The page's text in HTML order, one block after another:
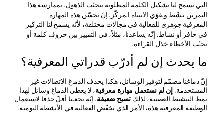
التي تسمح لنا تشكيل الكلمة المطلوبة بتجنّب الذهول. بممارسة هذا
التمرين ننشّط ونقوّي الانتباه المركّز. إنّ تحسّن هذه المهارة
المعرفية جوهري للفعالية في مجالات مختلفة، لأنّه يسمح لنا التركيز
في حافز أو نشاط. إنّه يساعدنا، مثلاً، في التمييز بين حروف كلمة أو
تجنّب الأخطاء خلال القراءة.
ما يحدث إن لم أدرّب قدراتي المعرفية؟
إنّ دماغنا مصمّم لتوفير الوسائل، هكذا يحذف الدماغ الاتصالات غير
المستخدمة. إن لم نستعمل مهارة معرفية، لا يعطي الدماغ وسائل لهذا
نمط التنشيط العصبية، لذلكتصبح ضعيفة. إنّه يجعلنا أقلّ حذقا لاستعمال
الوظيفة المعرفية هذه، الأمر الذي يخفّض الفعالية في الأنشطة اليومية.